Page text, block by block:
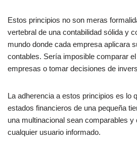
Estos principios no son meras
vertebral de una contabilidad sólida y
mundo donde cada empresa aplicara
contables. Sería imposible comparar
empresas o tomar decisiones de
La adherencia a estos principios es lo
estados financieros de una pequeña
una multinacional sean comparables
cualquier usuario informado.